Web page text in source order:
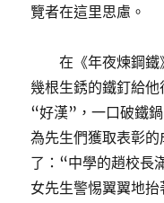
覽者在這里思慮。
在《年夜煉鋼
幾根生銹的鐵釘給
“好漢”，一口破鐵
為先生們獲取表彰
了：“中學的趙校長
女先生警惕翼翼地